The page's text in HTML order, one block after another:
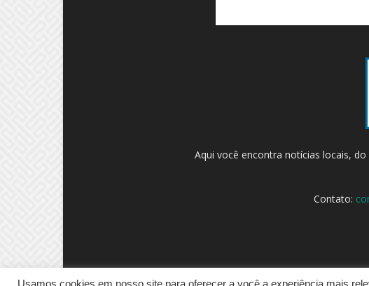
Aqui você encontra notícias locais,
Contato: